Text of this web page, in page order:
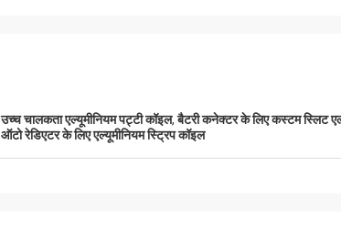
उच्च चालकता एल्यूमीनियम पट्टी कॉइल,बैटरी कनेक्टर के लिए कस्टम स्लिट
ऑटो रेडिएटर के लिए एल्यूमीनियम स्ट्रिप कॉइल